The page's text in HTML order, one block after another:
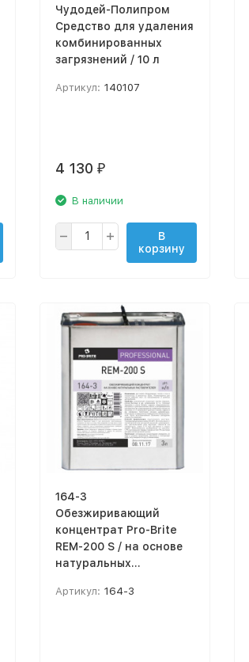
Чудодей-Полипром
Средство для удаления
комбинированных
загрязнений / 10 л
Артикул: 140107
4 130 ₽
В наличии
В
корзину
164-3
Обезжиривающий
концентрат Pro-Brite
REM-200 S / на основе
натуральных
Артикул: 164-3